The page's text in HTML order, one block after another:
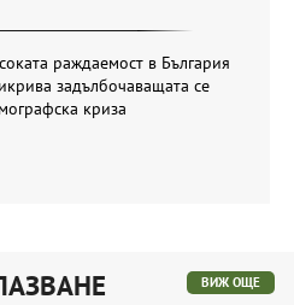
раждаемост в България
задълбочаващата се
криза
ВИЖ ОЩЕ